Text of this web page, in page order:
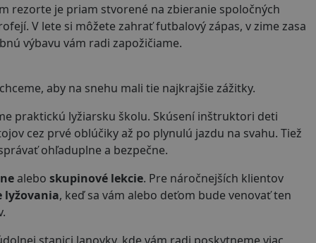
rezorte je priam stvorené na zbieranie spoločných
V lete si môžete zahrať futbalový zápas, v zime zasa
výbavu vám radi zapožičiame.
aby na snehu mali tie najkrajšie zážitky.
praktickú lyžiarsku školu. Skúsení inštruktori deti
cez prvé oblúčiky až po plynulú jazdu na svahu. Tiež
ohľaduplne a bezpečne.
alebo skupinové lekcie. Pre náročnejších klientov
lyžovania, keď sa vám alebo deťom bude venovať ten